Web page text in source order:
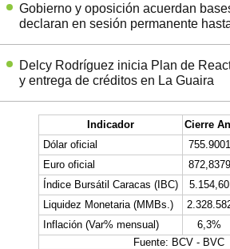
Gobierno y oposición acuerdan
declaran en sesión permanente
Delcy Rodríguez inicia Plan de
y entrega de créditos en La Guaira
Indicador Cierre
Dólar oficial
755.9001
Euro oficial
872,8379
Índice Bursátil Caracas (IBC)
5.154,60
Liquidez Monetaria (MMBs.)
Inflación (Var% mensual)
6,3%
Fuente: BCV - BVC